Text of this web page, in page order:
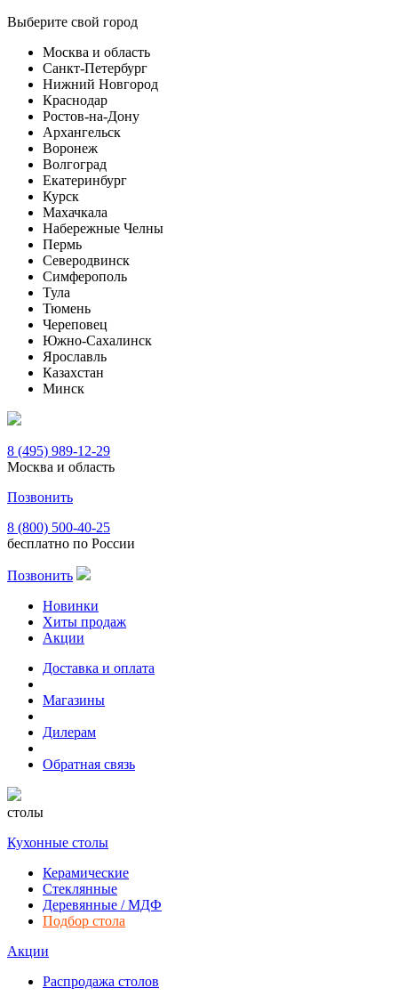
Выберите свой город
Москва и область
Санкт-Петербург
Нижний Новгород
Краснодар
Ростов-на-Дону
Архангельск
Воронеж
Волгоград
Екатеринбург
Курск
Махачкала
Набережные Челны
Пермь
Северодвинск
Симферополь
Тула
Тюмень
Череповец
Южно-Сахалинск
Ярославль
Казахстан
Минск
8 (495) 989-12-29
Москва и область
Позвонить
8 (800) 500-40-25
бесплатно по России
Позвонить
Новинки
Хиты продаж
Акции
Доставка и оплата
Магазины
Дилерам
Обратная связь
столы
Кухонные столы
Керамические
Стеклянные
Деревянные / МДФ
Подбор стола
Акции
Распродажа столов